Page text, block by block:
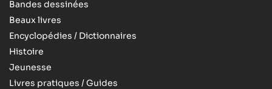
Bandes dessinées
Beaux livres
Encyclopédies / Dictionnaires
Histoire
Jeunesse
Livres pratiques / Guides